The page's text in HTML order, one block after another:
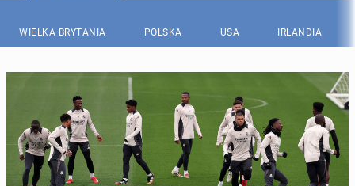
WIELKA BRYTANIA POLSKA USA IRLANDIA